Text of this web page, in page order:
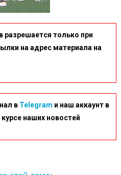
разрешается только при
на адрес материала на
в Telegram и наш аккаунт в
курсе наших новостей